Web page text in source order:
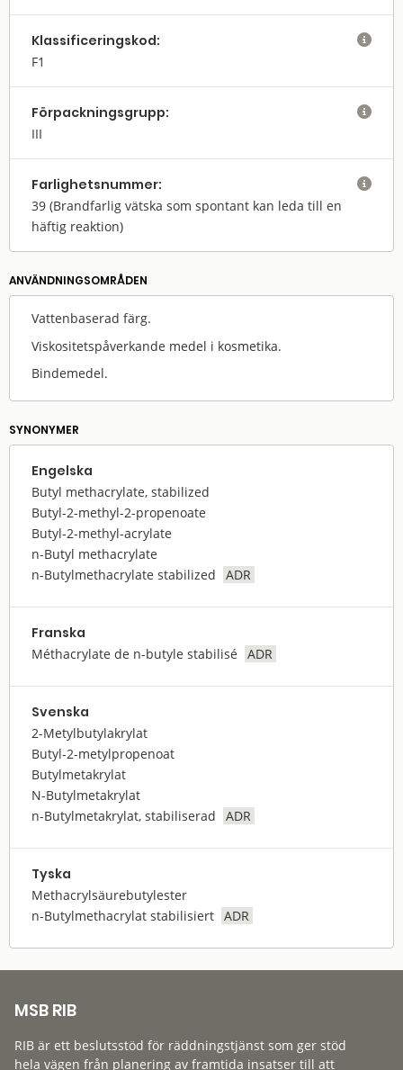
Klassifi­cerings­kod:
F1

Förpack­nings­grupp:
III

Farlighets­nummer:
39 (Brandfarlig vätska som spontant kan leda till en
häftig reaktion)

ANVÄNDNINGS­OMRÅDEN
Vattenbaserad färg.
Viskositetspåverkande medel i kosmetika.
Bindemedel.
SYNONYMER
Engelska
Butyl methacrylate, stabilized
Butyl-2-methyl-2-propenoate
Butyl-2-methyl-acrylate
n-Butyl methacrylate
n-Butylmethacrylate stabilized
ADR
Franska
Méthacrylate de n-butyle stabilisé ADR
Svenska
2-Metylbutylakrylat
Butyl-2-metylpropenoat
Butylmetakrylat
N-Butylmetakrylat
n-Butylmetakrylat, stabiliserad
ADR
Tyska
Methacrylsäurebutylester
n-Butylmethacrylat stabilisiert ADR
MSB RIB
RIB är ett beslutsstöd för räddningstjänst som ger stöd
hela vägen från planering av framtida insatser till att